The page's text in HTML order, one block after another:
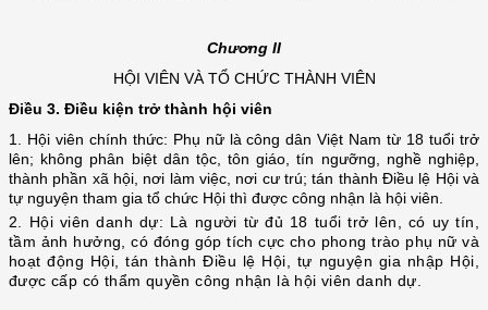
Chương II
HỘI VIÊN VÀ TỔ CHỨC THÀNH VIÊN
Điều 3. Điều kiện trở thành hội viên
1. Hội viên chính thức: Phụ nữ là công dân Việt Nam từ 18 tuổi trở
lên; không phân biệt dân tộc, tôn giáo, tín ngưỡng, nghề nghiệp,
thành phần xã hội, nơi làm việc, nơi cư trú; tán thành Điều lệ Hội và
tự nguyện tham gia tổ chức Hội thì được công nhận là hội viên.
2. Hội viên danh dự: Là người từ đủ 18 tuổi trở lên, có uy tín,
tầm ảnh hưởng, có đóng góp tích cực cho phong trào phụ nữ và
hoạt động Hội, tán thành Điều lệ Hội, tự nguyện gia nhập Hội,
được cấp có thẩm quyền công nhận là hội viên danh dự.